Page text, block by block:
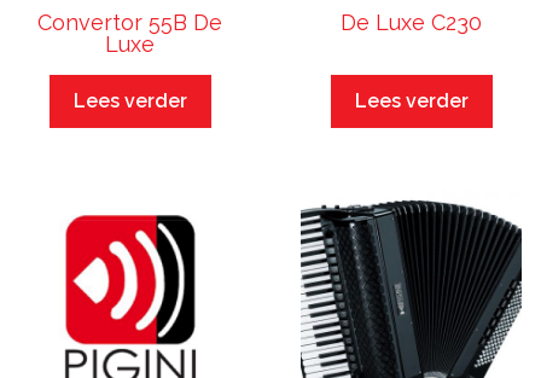
Convertor 55B De
Luxe
Lees verder
De Luxe C230
Lees verder